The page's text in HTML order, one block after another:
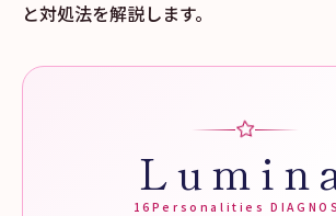
と対処法を解説します。
16Personalities